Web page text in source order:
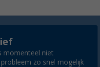
momenteel niet
zo snel mogelijk